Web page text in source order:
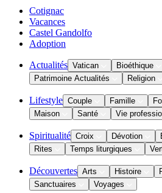
Cotignac
Vacances
Castel Gandolfo
Adoption
Actualités Vatican Bioéthique
Patrimoine Actualités
Religion
Lifestyle Couple Famille
Maison
Santé Vie
Spiritualité Croix Dévotion
Rites
Temps liturgiques
Découvertes Arts Histoire
Sanctuaires
Voyages